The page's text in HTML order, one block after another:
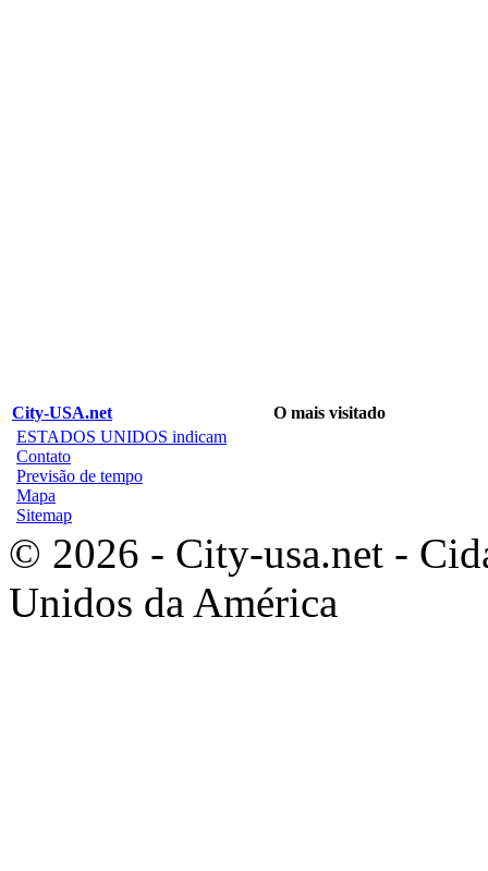
City-USA.net
O mais visitado
ESTADOS UNIDOS indicam
Contato
Previsão de tempo
Mapa
Sitemap
© 2026 - City-usa.net -
Unidos da América